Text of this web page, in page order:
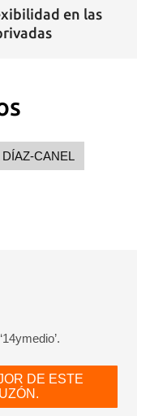
primero has de
en las
CANEL
DE ESTE